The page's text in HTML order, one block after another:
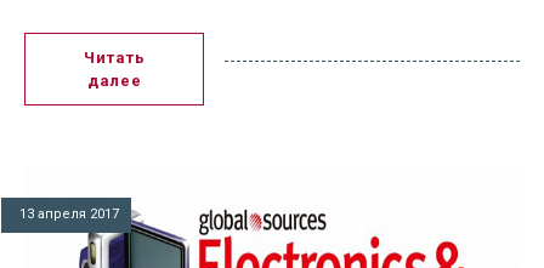
Читать
далее
13 апреля 2017